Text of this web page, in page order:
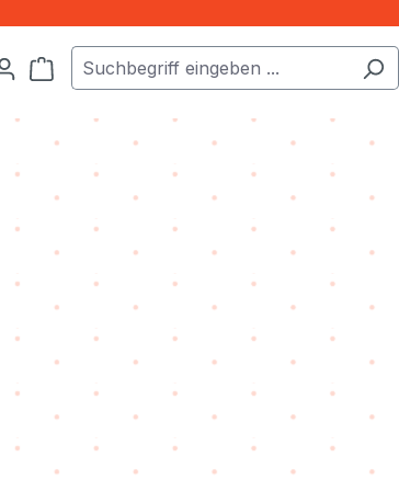
Warenkorb enthält 0 Positionen. Der